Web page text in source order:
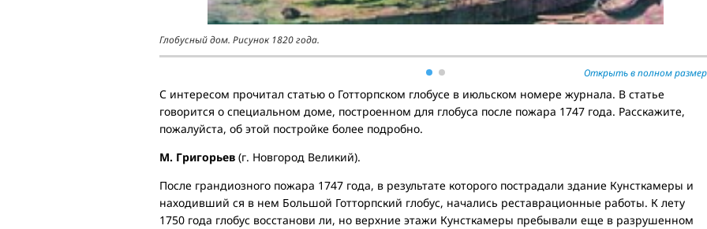
Глобусный дом. Рисунок 1820 года.
Открыть в полном
С интересом прочитал статью о Готторпском глобусе в июльском номере журнала. В статье
говорится о специальном доме, построенном для глобуса после пожара 1747 года. Расскажите,
пожалуйста, об этой постройке более подробно.
М. Григорьев (г. Новгород Великий).
После грандиозного пожара 1747 года, в результате которого пострадали здание Кунсткамеры и
находивший ся в нем Большой Готторпский глобус, начались реставрационные работы. К лету
1750 года глобус восстанови ли, но верхние этажи Кунсткамеры пребывали еще в разрушенном